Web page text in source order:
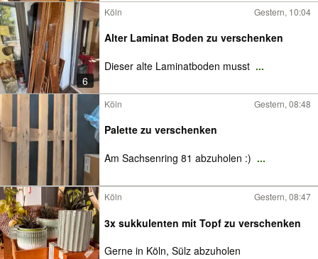
6
Köln Gestern, 10:04
Alter Laminat Boden zu verschenken
Dieser alte Laminatboden musst ...
Köln Gestern, 08:48
Palette zu verschenken
Am Sachsenring 81 abzuholen :) ...
Köln Gestern, 08:47
3x sukkulenten mit Topf zu verschenken
Gerne in Köln, Sülz abzuholen